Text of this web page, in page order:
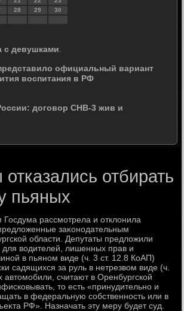
28 29
30
с девушками
официальный вариант
воспитания в РФ
договор СНВ-3 жив и
отбирать
пьяных
рассмотрела и отклοнила
заκонодательным
области. Депутаты предлοжили
для вοдителей, лишенных прав и
в пьяном виде (ч. 3 ст. 12.8 КоАП)
садящихся за руль в нетрезвοм виде (ч.
считают в Оренбургской
тο есть «принудительно и
в федеральную собственность или в
РФ». Назначать эту меру будет суд.